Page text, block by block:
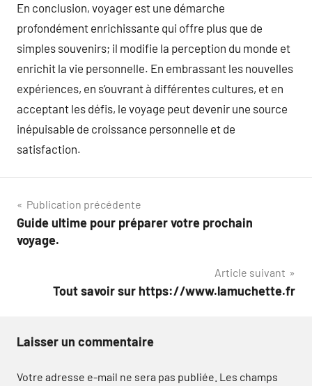
En conclusion, voyager est une démarche
profondément enrichissante qui offre plus que de
simples souvenirs; il modifie la perception du monde et
enrichit la vie personnelle. En embrassant les nouvelles
expériences, en s’ouvrant à différentes cultures, et en
acceptant les défis, le voyage peut devenir une source
inépuisable de croissance personnelle et de
satisfaction.
Navigation
de
Publication précédente
Guide ultime pour préparer votre prochain
voyage.
Article suivant
Tout savoir sur https://www.lamuchette.fr
Laisser un commentaire
Votre adresse e-mail ne sera pas publiée. Les champs